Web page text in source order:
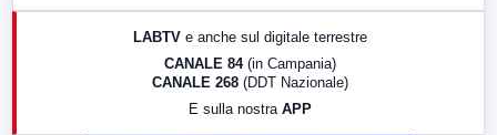
17:00 LabNews (replica)
LABTV e anche sul digitale terrestre
CANALE 84 (in Campania)
CANALE 268 (DDT Nazionale)
E sulla nostra APP